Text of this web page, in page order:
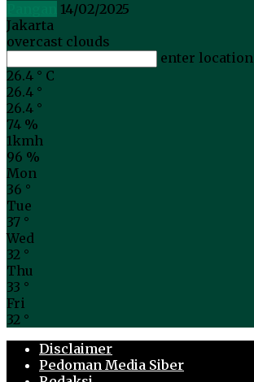
14/02/2025
Jakarta
overcast clouds
enter location
26.4 ° C
26.4 °
26.4 °
74 %
1kmh
96 %
Mon
36 °
Tue
37 °
Wed
32 °
Thu
33 °
Fri
32 °
Disclaimer
Pedoman Media Siber